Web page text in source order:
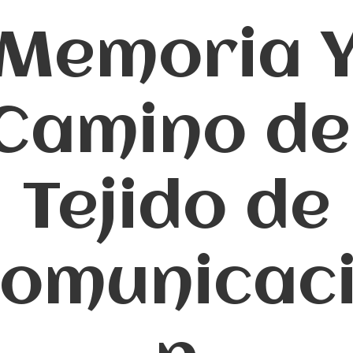
Tejido de